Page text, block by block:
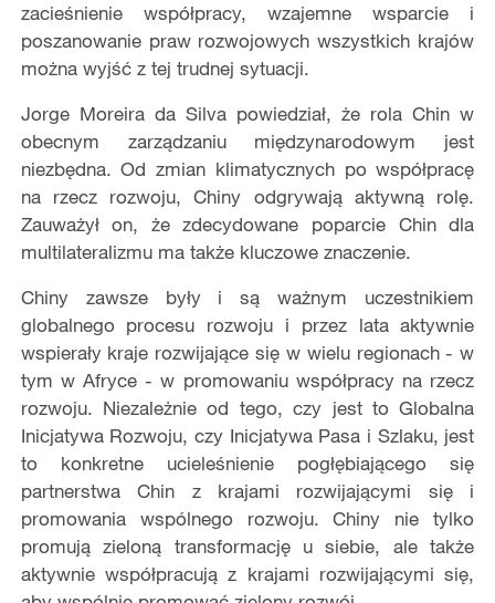
zacieśnienie współpracy, wzajemne wsparcie i
poszanowanie praw rozwojowych wszystkich krajów
można wyjść z tej trudnej sytuacji.
Jorge Moreira da Silva powiedział, że rola Chin w
obecnym zarządzaniu międzynarodowym jest
niezbędna. Od zmian klimatycznych po współpracę
na rzecz rozwoju, Chiny odgrywają aktywną rolę.
Zauważył on, że zdecydowane poparcie Chin dla
multilateralizmu ma także kluczowe znaczenie.
Chiny zawsze były i są ważnym uczestnikiem
globalnego procesu rozwoju i przez lata aktywnie
wspierały kraje rozwijające się w wielu regionach - w
tym w Afryce - w promowaniu współpracy na rzecz
rozwoju. Niezależnie od tego, czy jest to Globalna
Inicjatywa Rozwoju, czy Inicjatywa Pasa i Szlaku, jest
to konkretne ucieleśnienie pogłębiającego się
partnerstwa Chin z krajami rozwijającymi się i
promowania wspólnego rozwoju. Chiny nie tylko
promują zieloną transformację u siebie, ale także
aktywnie współpracują z krajami rozwijającymi się,